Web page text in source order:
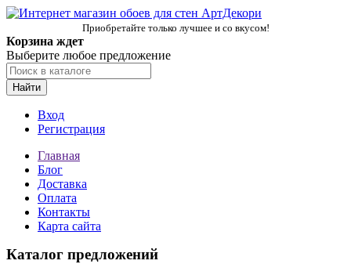
Приобретайте только лучшее и со вкусом!
Корзина ждет
Выберите любое предложение
Найти
Вход
Регистрация
Главная
Блог
Доставка
Оплата
Контакты
Карта сайта
Каталог предложений